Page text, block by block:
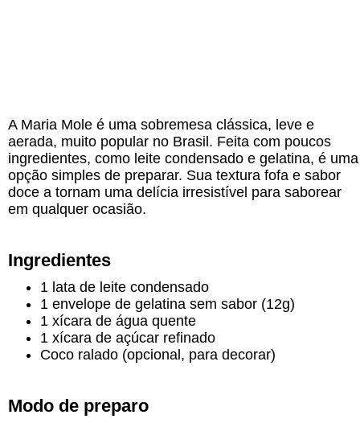
A Maria Mole é uma sobremesa clássica, leve e
aerada, muito popular no Brasil. Feita com poucos
ingredientes, como leite condensado e gelatina, é uma
opção simples de preparar. Sua textura fofa e sabor
doce a tornam uma delícia irresistível para saborear
em qualquer ocasião.
Ingredientes
1 lata de leite condensado
1 envelope de gelatina sem sabor (12g)
1 xícara de água quente
1 xícara de açúcar refinado
Coco ralado (opcional, para decorar)
Modo de preparo